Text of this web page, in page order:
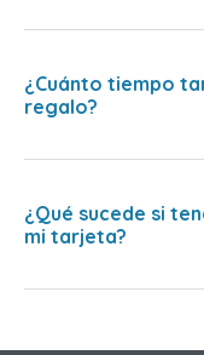
¿Cuánto tiempo
regalo?
¿Qué sucede si
mi tarjeta?